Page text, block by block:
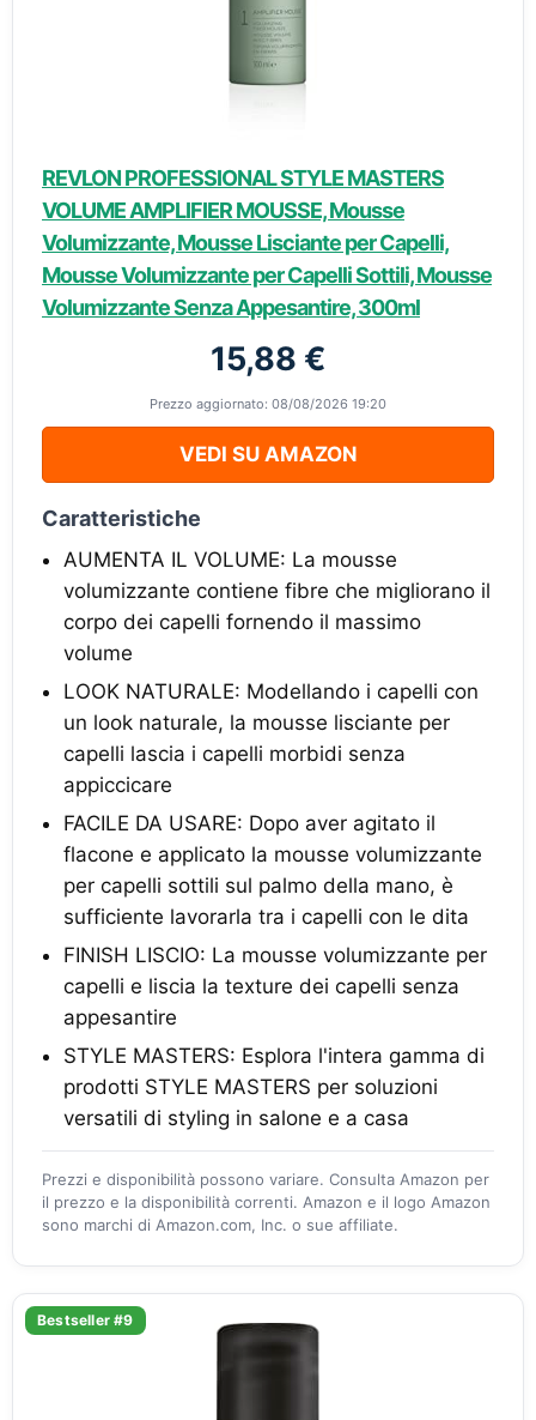
REVLON PROFESSIONAL STYLE MASTERS
VOLUME AMPLIFIER MOUSSE, Mousse
Volumizzante, Mousse Lisciante per Capelli,
Mousse Volumizzante per Capelli Sottili, Mousse
Volumizzante Senza Appesantire, 300ml
15,88 €
Prezzo aggiornato: 08/08/2026 19:20
VEDI SU AMAZON
Caratteristiche
AUMENTA IL VOLUME: La mousse
volumizzante contiene fibre che migliorano il
corpo dei capelli fornendo il massimo
volume
LOOK NATURALE: Modellando i capelli con
un look naturale, la mousse lisciante per
capelli lascia i capelli morbidi senza
appiccicare
FACILE DA USARE: Dopo aver agitato il
flacone e applicato la mousse volumizzante
per capelli sottili sul palmo della mano, è
sufficiente lavorarla tra i capelli con le dita
FINISH LISCIO: La mousse volumizzante per
capelli e liscia la texture dei capelli senza
appesantire
STYLE MASTERS: Esplora l'intera gamma di
prodotti STYLE MASTERS per soluzioni
versatili di styling in salone e a casa
Prezzi e disponibilità possono variare. Consulta Amazon per
il prezzo e la disponibilità correnti. Amazon e il logo Amazon
sono marchi di Amazon.com, Inc. o sue affiliate.
Bestseller #9